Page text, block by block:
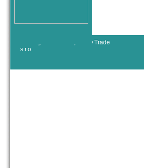
© All rights reserved, RYJO Trade
s.r.o.